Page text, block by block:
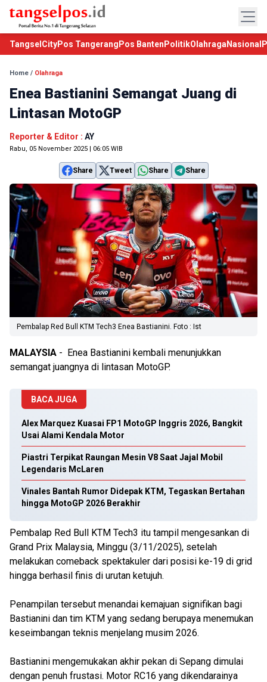
TangselCityPos Tangerang Pos Banten PolitikOlahraga Nasional
Home / Olahraga
Enea Bastianini Semangat Juang di
Lintasan MotoGP
Reporter & Editor : AY
Rabu, 05 November 2025 | 06:05 WIB
Share Tweet Share Share
Pembalap Red Bull KTM Tech3 Enea Bastianini. Foto : Ist
MALAYSIA - Enea Bastianini kembali menunjukkan
semangat juangnya di lintasan MotoGP.
BACA JUGA
Alex Marquez Kuasai FP1 MotoGP Inggris 2026, Bangkit
Usai Alami Kendala Motor
Piastri Terpikat Raungan Mesin V8 Saat Jajal Mobil
Legendaris McLaren
Vinales Bantah Rumor Didepak KTM, Tegaskan Bertahan
hingga MotoGP 2026 Berakhir
Pembalap Red Bull KTM Tech3 itu tampil mengesankan di
Grand Prix Malaysia, Minggu (3/11/2025), setelah
melakukan comeback spektakuler dari posisi ke-19 di grid
hingga berhasil finis di urutan ketujuh.
Penampilan tersebut menandai kemajuan signifikan bagi
Bastianini dan tim KTM yang sedang berupaya menemukan
keseimbangan teknis menjelang musim 2026.
Bastianini mengemukakan akhir pekan di Sepang dimulai
dengan penuh frustasi. Motor RC16 yang dikendarainya